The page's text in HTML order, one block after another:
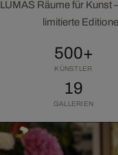
LUMAS Räume für Kunst
limitierte
500+
KÜNSTLER
19
GALLERIEN